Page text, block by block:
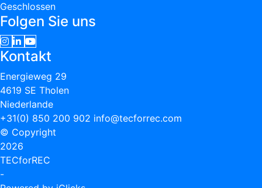
Geschlossen
Folgen Sie uns
Kontakt
Energieweg 29
4619 SE Tholen
Niederlande
+31(0) 850 200 902 info@tecforrec.com
© Copyright
2026
TECforREC
-